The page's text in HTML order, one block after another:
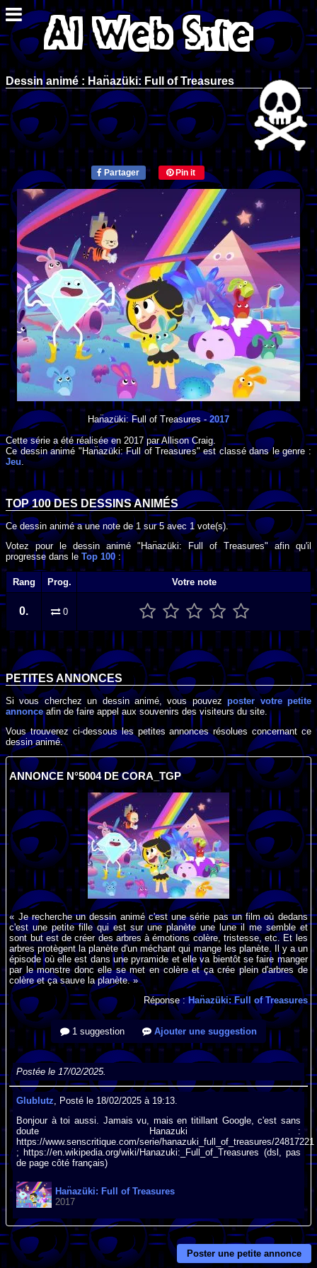
Dessin animé : Han̈azüki: Full of Treasures
Partager Pin it
Han̈azüki: Full of Treasures- 2017
Cette série a été réalisée en 2017parAllison Craig.
Ce dessin animé "Han̈azüki: Full of Treasures" est classé dans le genre :
Jeu.
TOP 100 DES DESSINS ANIMÉS
Ce dessin animé a une note de1 sur5avec 1vote(s).
Votez pour le dessin animé "Han̈azüki: Full of Treasures" afin qu'il
progresse dans le Top 100 :
Rang Prog. Votre note
0. 0
PETITES ANNONCES
Si vous cherchez un dessin animé, vous pouvezposter votre petite
annonceafin de faire appel aux souvenirs des visiteurs du site.
Vous trouverez ci-dessous les petites annonces résolues concernant ce
dessin animé.
ANNONCE N°5004 DE CORA_TGP
« Je recherche un dessin animé c'est une série pas un film où dedans
c'est une petite fille qui est sur une planète une lune il me semble et
sont but est de créer des arbres à émotions colère, tristesse, etc. Et les
arbres protègent la planète d'un méchant qui mange les planète. Il y a un
épisode où elle est dans une pyramide et elle va bientôt se faire manger
par le monstre donc elle se met en colère et ça crée plein d'arbres de
colère et ça sauve la planète. »
Réponse :Han̈azüki: Full of Treasures
1 suggestion Ajouter une suggestion
Postée le 17/02/2025.
Glublutz , Posté le 18/02/2025 à 19:13.
Bonjour à toi aussi. Jamais vu, mais en titillant Google, c'est sans
doute Hanazuki :
https://www.senscritique.com/serie/hanazuki_full_of_treasures/24817221
; https://en.wikipedia.org/wiki/Hanazuki:_Full_of_Treasures (dsl, pas
de page côté français)
Han̈azüki: Full of Treasures
2017
Poster une petite annonce